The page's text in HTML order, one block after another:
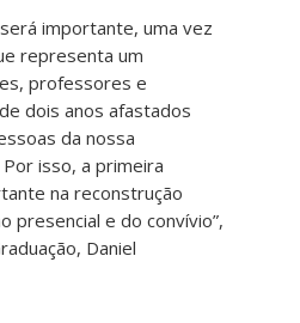
importante, uma vez
representa um
professores e
dois anos afastados
da nossa
isso, a primeira
na reconstrução
presencial e do convívio”,
Daniel